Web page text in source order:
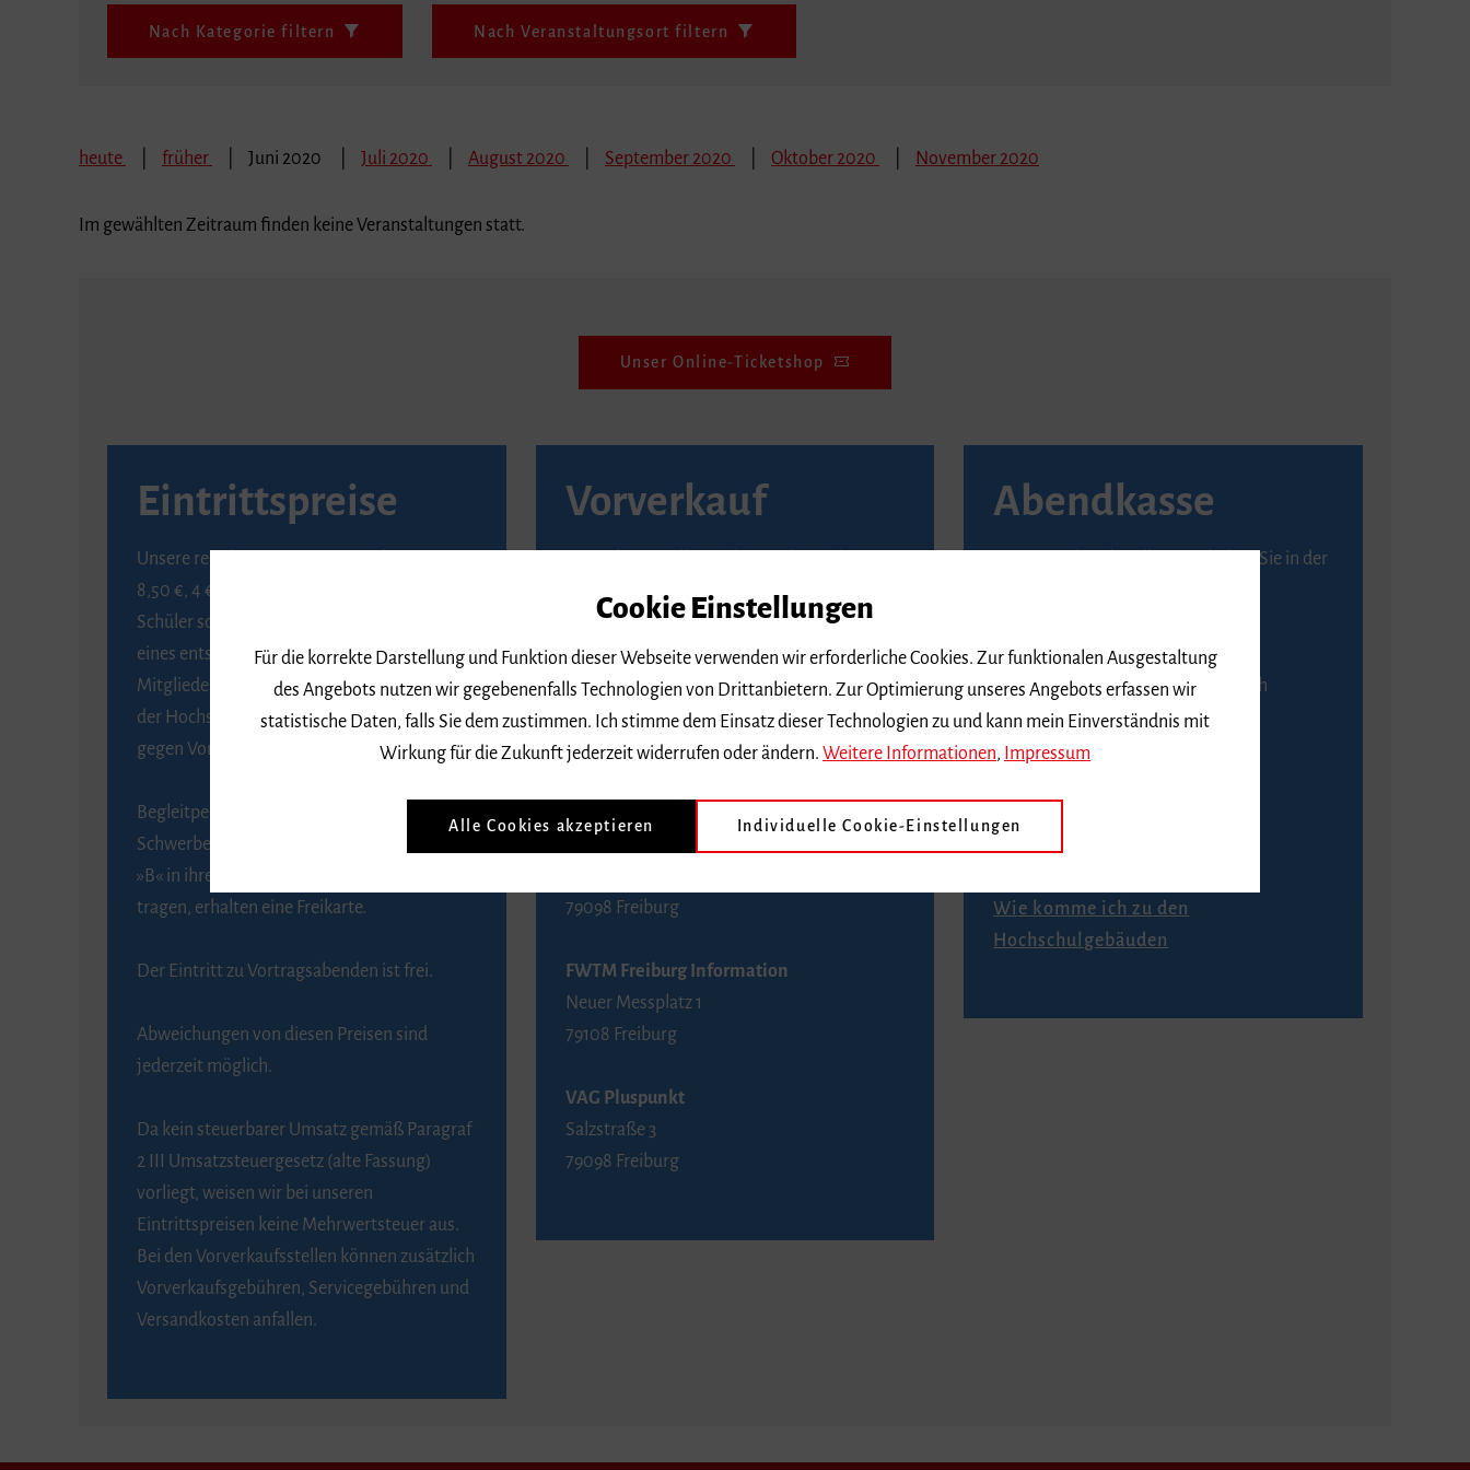
Nach Kategorie filtern Nach Veranstaltungsort filtern
heute früher Juni 2020 Juli 2020 August 2020 September 2020 Oktober 2020 November 2020
Im gewählten Zeitraum finden keine Veranstaltungen statt.
Unser Online-Ticketshop
Eintrittspreise
Unsere regulären Eintrittspreise betragen
8,50 €, 4 € ermäßigt für Schülerinnen und
Schüler sowie Studierende gegen Vorlage
eines entsprechenden Nachweises, 6 € für
Mitglieder der Gesellschaft zur Förderung
der Hochschule für Musik Freiburg e. V.
gegen Vorlage des Mitgliedsausweises.
Begleitpersonen von Menschen mit
Schwerbehinderung, die das Merkzeichen
»B« in ihrem Schwerbehindertenausweis
tragen, erhalten eine Freikarte.
Der Eintritt zu Vortragsabenden ist frei.
Abweichungen von diesen Preisen sind
jederzeit möglich.
Da kein steuerbarer Umsatz gemäß Paragraf
2 III Umsatzsteuergesetz (alte Fassung)
vorliegt, weisen wir bei unseren
Eintrittspreisen keine Mehrwertsteuer aus.
Bei den Vorverkaufsstellen können zusätzlich
Vorverkaufsgebühren, Servicegebühren und
Versandkosten anfallen.
Vorverkauf
BZ-Kartenservice Freiburg
Kaiser-Joseph-Straße 229
79098 Freiburg
Telefon 0761 4968888 (Reservierungen sind
79098 Freiburg
FWTM Freiburg Information
Neuer Messplatz 1
79108 Freiburg
VAG Pluspunkt
Salzstraße 3
79098 Freiburg
Abendkasse
Karten an der Abendkasse erhalten Sie in der
An der Abendkasse ist ausschließlich
Barzahlung möglich.
Anfahrt
Wie komme ich zu den
Hochschulgebäuden
Cookie Einstellungen
Für die korrekte Darstellung und Funktion dieser Webseite verwenden wir erforderliche Cookies. Zur funktionalen Ausgestaltung
des Angebots nutzen wir gegebenenfalls Technologien von Drittanbietern. Zur Optimierung unseres Angebots erfassen wir
statistische Daten, falls Sie dem zustimmen. Ich stimme dem Einsatz dieser Technologien zu und kann mein Einverständnis mit
Wirkung für die Zukunft jederzeit widerrufen oder ändern. Weitere Informationen, Impressum
Alle Cookies akzeptieren Individuelle Cookie-Einstellungen